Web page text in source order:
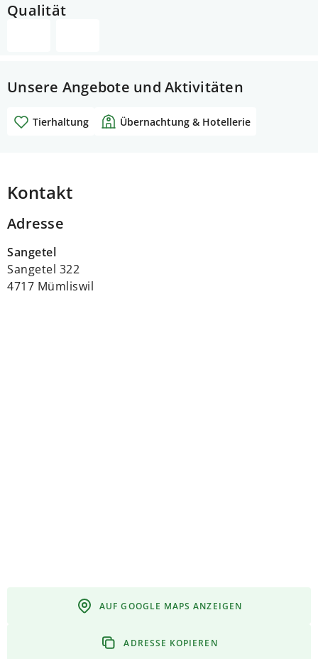
Qualität
Unsere Angebote und Aktivitäten
Tierhaltung Übernachtung & Hotellerie
Kontakt
Adresse
Sangetel
Sangetel 322
4717 Mümliswil
AUF GOOGLE MAPS ANZEIGEN
ADRESSE KOPIEREN